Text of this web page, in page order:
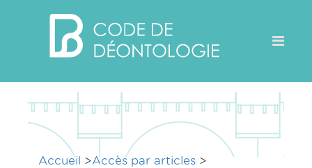
Accueil >Accès par articles >